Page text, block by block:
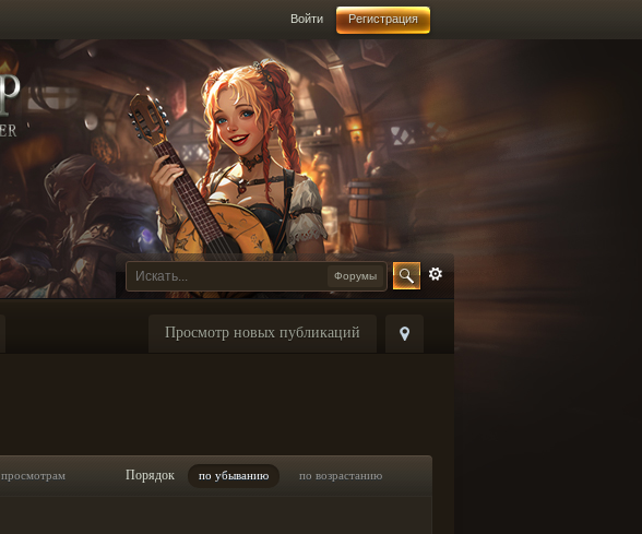
Войти Регистрация
Форумы
Просмотр новых публикаций
просмотрам Порядок по убыванию по возрастанию